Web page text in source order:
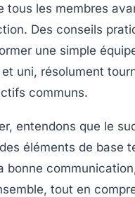
tous les membres
Des conseils
une simple
uni, résolument
communs.
entendons que le
éléments de base
bonne communication
tout en